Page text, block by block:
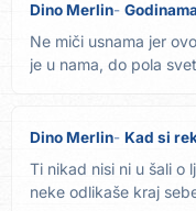
Dino Merlin Godinama
Ne miči usnama jer
je u nama, do pola
Dino Merlin Kad si
Ti nikad nisi ni u šali o
neke odlikaše kraj